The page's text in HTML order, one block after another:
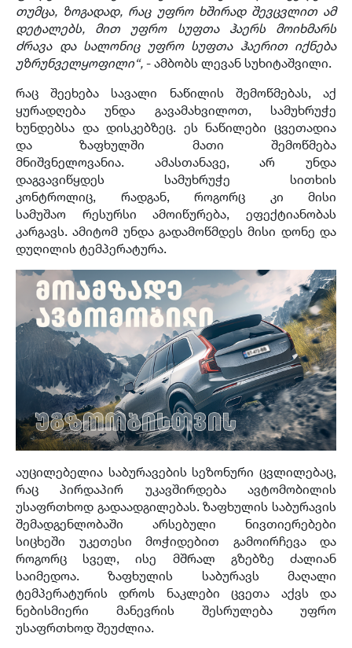
თუმცა, ზოგადად, რაც უფრო ხშირად შევცვლით ამ
დეტალებს, მით უფრო სუფთა ჰაერს მოიხმარს
ძრავადა სალონიც უფრო სუფთა ჰაერით იქნება
უზრუნველყოფილი“, - ამბობს ლევან სუხიტაშვილი.
რაც შეეხება სავალი ნაწილის შემოწმებას, აქ
ყურადღება უნდა გავამახვილოთ, სამუხრუჭე
ხუნდებსა და დისკებზეც. ეს ნაწილები ცვეთადია
და ზაფხულში მათი შემოწმება
მნიშვნელოვანია. ამასთანავე, არ უნდა
დაგვავიწყდეს სამუხრუჭე სითხის
კონტროლიც, რადგან, როგორც კი მისი
სამუშაო რესურსი ამოიწურება, ეფექტიანობას
კარგავს. ამიტომ უნდა გადამოწმდეს მისი დონე და
დუღილის ტემპერატურა.
აუცილებელია საბურავების სეზონური ცვლილებაც,
რაც პირდაპირ უკავშირდება ავტომობილის
უსაფრთხოდ გადაადგილებას. ზაფხულის საბურავის
შემადგენლობაში არსებული ნივთიერებები
სიცხეში უკეთესი მოჭიდებით გამოირჩევა და
როგორც სველ, ისე მშრალ გზებზე ძალიან
საიმედოა. ზაფხულის საბურავს მაღალი
ტემპერატურის დროს ნაკლები ცვეთა აქვს და
ნებისმიერი მანევრის შესრულება უფრო
უსაფრთხოდ შეუძლია.